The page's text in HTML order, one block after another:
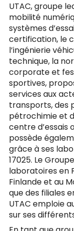
UTAC, groupe
mobilité
systèmes
certification, le
l’ingénierie
technique, la
corporate et
sportives,
services aux
transports, des
pétrochimie et
centre d’essais
possède
grâce à ses
17025. Le
laboratoires en
Finlande et au
que des filiales
UTAC emploie
sur ses